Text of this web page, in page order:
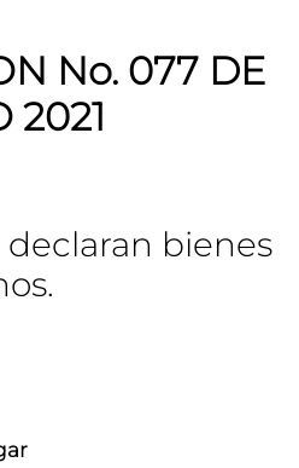
No. 077 DE
2021
declaran bienes